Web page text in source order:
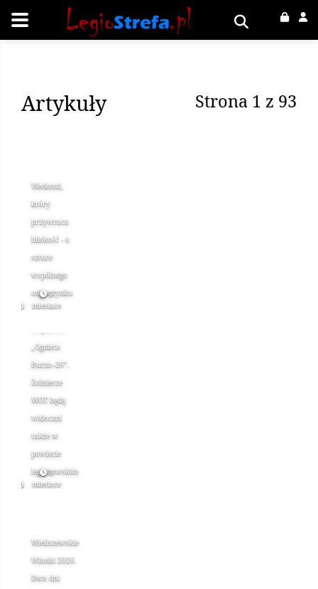
Artykuły Strona 1 z 93
Weekend,
który
przywraca
bliskość - o
sztuce
wspólnego
odpoczynku
1
miesiące
Ćwiczenia
„Ognista
Burza–26”.
Żołnierze
WOT będą
widoczni
także w
powiecie
legionowskim
1
miesiące
Wieliszewskie
Wianki 2026.
Dwa dni